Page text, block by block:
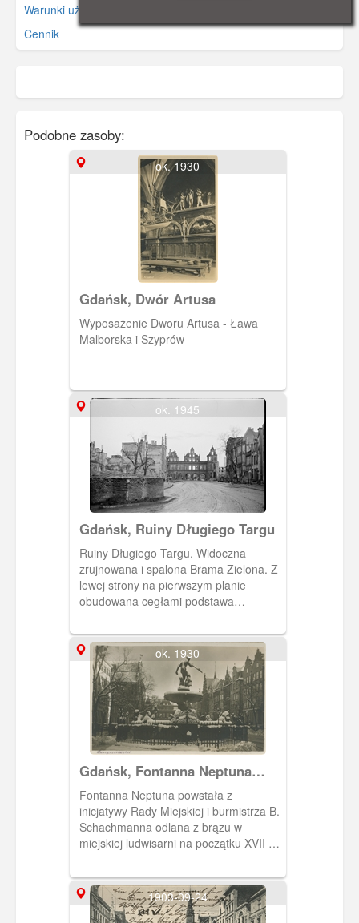
Warunki używania zasobów.
Cennik
Podobne zasoby:
ok. 1930
Gdańsk, Dwór Artusa
Wyposażenie Dworu Artusa - Ława
Malborska i Szyprów
ok. 1945
Gdańsk, Ruiny Długiego Targu
Ruiny Długiego Targu. Widoczna
zrujnowana i spalona Brama Zielona. Z
lewej strony na pierwszym planie
obudowana cegłami podstawa
ok. 1930
Gdańsk, Fontanna Neptuna
zimą
Fontanna Neptuna powstała z
inicjatywy Rady Miejskiej i burmistrza B.
Schachmanna odlana z brązu w
miejskiej ludwisarni na początku XVII w.
reprezentacyjnej części Głównego
Miasta, w pobliżu Dworu Artusa i
Ratusza Głównego Miasta.
1903-09-24